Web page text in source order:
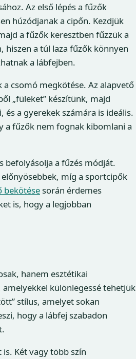
Az első lépés a fűzők
húzódjanak a cipőn. Kezdjük
a fűzők keresztben fűzzük a
hiszen a túl laza fűzők könnyen
a lábfejben.
csomó megkötése. Az alapvető
„füleket” készítünk, majd
a gyerekek számára is ideális.
a fűzők nem fognak kibomlani a
befolyásolja a fűzés módját.
míg a sportcipők
bekötésesorán érdemes
is, hogy a legjobban
hanem esztétikai
különlegessé tehetjük
stílus, amelyet sokan
hogy a lábfej szabadon
Két vagy több szín